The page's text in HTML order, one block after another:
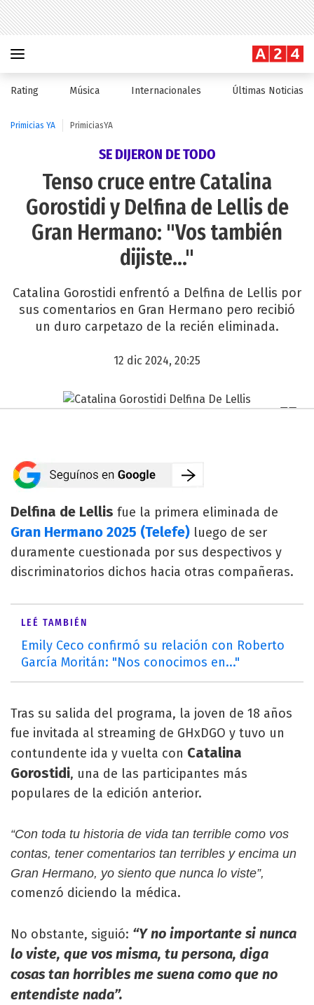
Rating Música Internacionales Últimas Noticias
Primicias YA PrimiciasYA
SE DIJERON DE TODO
Tenso cruce entre Catalina
Gorostidi y Delfina de Lellis de
Gran Hermano: "Vos también
dijiste..."
Catalina Gorostidi enfrentó a Delfina de Lellis por
sus comentarios en Gran Hermano pero recibió
un duro carpetazo de la recién eliminada.
12 dic 2024, 20:25
Delfina de Lellis fue la primera eliminada de
Gran Hermano 2025 (Telefe) luego de ser
duramente cuestionada por sus despectivos y
discriminatorios dichos hacia otras compañeras.
LEÉ TAMBIÉN
Emily Ceco confirmó su relación con Roberto
García Moritán: "Nos conocimos en..."
Tras su salida del programa, la joven de 18 años
fue invitada al streaming de GHxDGO y tuvo un
contundente ida y vuelta con Catalina
Gorostidi, una de las participantes más
populares de la edición anterior.
“Con toda tu historia de vida tan terrible como vos
contas, tener comentarios tan terribles y encima un
Gran Hermano, yo siento que nunca lo viste”,
comenzó diciendo la médica.
No obstante, siguió: “Y no importante si nunca
lo viste, que vos misma, tu persona, diga
cosas tan horribles me suena como que no
entendiste nada”.